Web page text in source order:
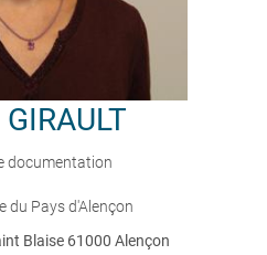
GIRAULT
documentation
du Pays d'Alençon
Blaise 61000 Alençon